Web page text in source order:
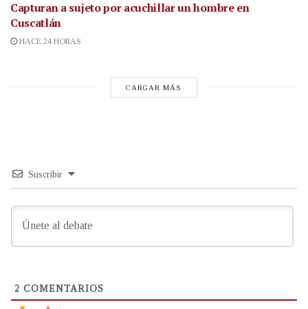
Capturan a sujeto por acuchillar un hombre en
Cuscatlán
HACE 24 HORAS
CARGAR MÁS
Suscribir
2 COMENTARIOS